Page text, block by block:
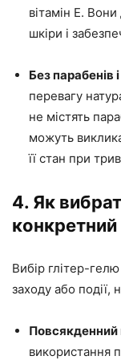
вітамін Е.
шкіри і
Без парабенів
перевагу
не містять
можуть
її стан при
4. Як
конкретний
Вибір глітер-
заходу або події,
Повсякденний
використання